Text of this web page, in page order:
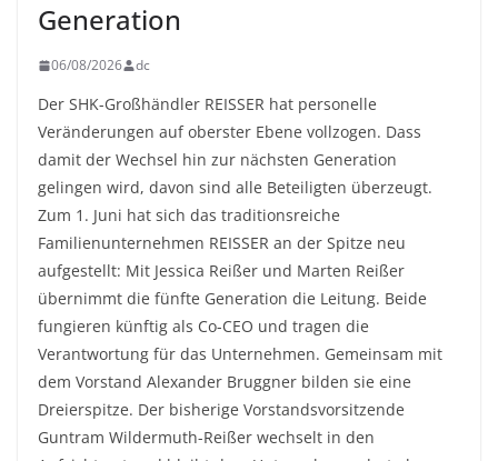
Generation
06/08/2026 dc
Der SHK-Großhändler REISSER hat personelle
Veränderungen auf oberster Ebene vollzogen. Dass
damit der Wechsel hin zur nächsten Generation
gelingen wird, davon sind alle Beteiligten überzeugt.
Zum 1. Juni hat sich das traditionsreiche
Familienunternehmen REISSER an der Spitze neu
aufgestellt: Mit Jessica Reißer und Marten Reißer
übernimmt die fünfte Generation die Leitung. Beide
fungieren künftig als Co-CEO und tragen die
Verantwortung für das Unternehmen. Gemeinsam mit
dem Vorstand Alexander Bruggner bilden sie eine
Dreierspitze. Der bisherige Vorstandsvorsitzende
Guntram Wildermuth-Reißer wechselt in den